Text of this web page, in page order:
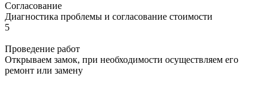
Согласование
Диагностика проблемы и согласование стоимости
5
Проведение работ
Открываем замок, при необходимости осуществляем его
ремонт или замену